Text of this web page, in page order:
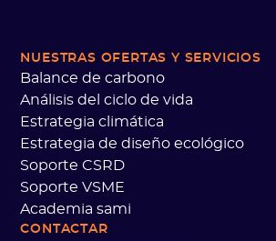
NUESTRAS OFERTAS Y SERVICIOS
Balance de carbono
Análisis del ciclo de vida
Estrategia climática
Estrategia de diseño ecológico
Soporte CSRD
Soporte VSME
Academia sami
CONTACTAR